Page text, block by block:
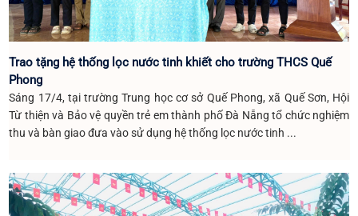
Trao tặng hệ thống lọc nước tinh khiết cho trường THCS Quế
Phong
Sáng 17/4, tại trường Trung học cơ sở Quế Phong, xã Quế Sơn, Hội
Từ thiện và Bảo vệ quyền trẻ em thành phố Đà Nẵng tổ chức nghiệm
thu và bàn giao đưa vào sử dụng hệ thống lọc nước tinh ...